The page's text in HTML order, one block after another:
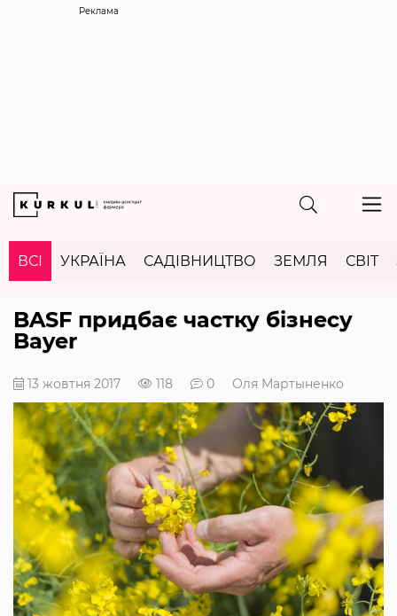
Реклама
ВСІ УКРАЇНА САДІВНИЦТВО ЗЕМЛЯ СВІТ
BASF придбає частку бізнесу
Bayer
13 жовтня 2017 118 0 Оля Мартыненко